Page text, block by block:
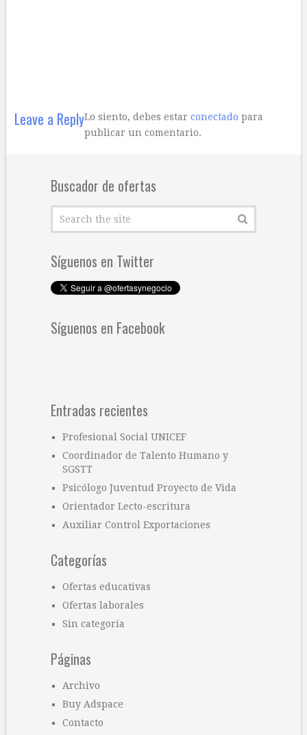
Leave a ReplyLo siento, debes estar conectado para
publicar un comentario.
Buscador de ofertas
Síguenos en Twitter
Síguenos en Facebook
Entradas recientes
Profesional Social UNICEF
Coordinador de Talento Humano y
SGSTT
Psicólogo Juventud Proyecto de Vida
Orientador Lecto-escritura
Auxiliar Control Exportaciones
Categorías
Ofertas educativas
Ofertas laborales
Sin categoría
Páginas
Archivo
Buy Adspace
Contacto